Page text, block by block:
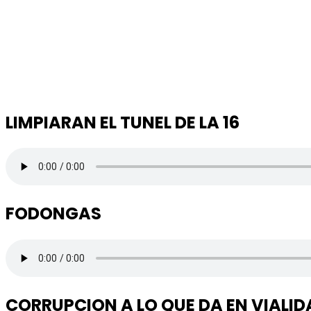
LIMPIARAN EL TUNEL DE LA 16
FODONGAS
CORRUPCION A LO QUE DA EN